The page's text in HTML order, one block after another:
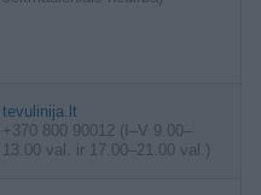
tevulinija.lt
+370 800 90012 (I–V 9.00–
13.00 val. ir 17.00–21.00 val.)